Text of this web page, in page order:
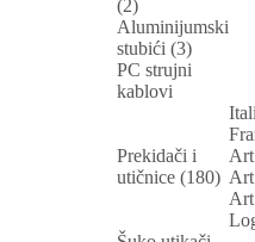
(2)
Aluminijumski
stubići (3)
PC strujni
kablovi
Prekidači i
utičnice (180)
Art
Art
Art